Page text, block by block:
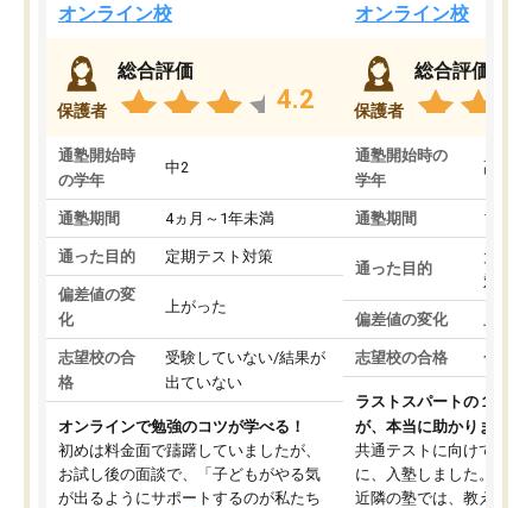
オンライン校
保護者
総合評価
4.2
通塾開始時
の学年
中2
通塾期間 4ヵ月～1年未満
通った目的 定期テスト対策
偏差値の変
化
上がった
志望校の合
格
受験していない/結果が
出ていない
オンラインで勉強のコツが学べる！
初めは料金面で躊躇していましたが、
お試し後の面談で、「子どもがやる気
が出るようにサポートするのが私たち
オンライン校
保護者
総合評価
通塾開始時の
学年
高3
通塾期間 1～3
通った目的
大学
対策
偏差値の変化
志望校の合格 合格
ラストスパートの１か月
が、本当に助かりました
共通テストに向けての追
に、入塾しました。田舎
近隣の塾では、教えても